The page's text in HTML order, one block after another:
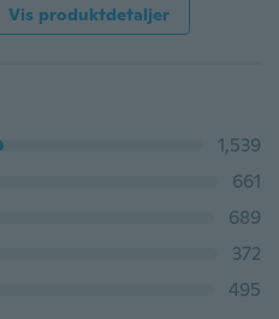
Vis produktdetaljer
1,539
661
689
372
495